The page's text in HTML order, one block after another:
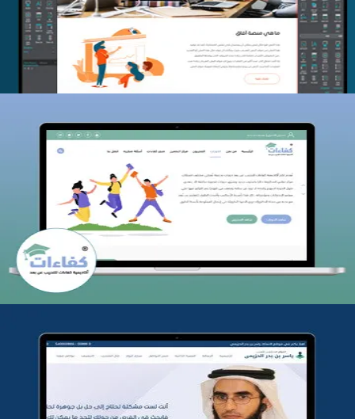
التفاصيل
كفاءات للتدريب
التفاصيل
تطوير موقع المدرب ياسر الحزيمي